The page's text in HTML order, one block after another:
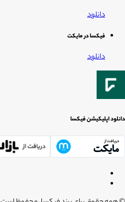
دانلود
فیکسا در مایکت
دانلود
دانلود اپلیکیشن فیکسا